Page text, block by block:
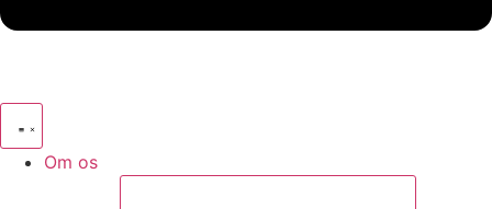
Om os